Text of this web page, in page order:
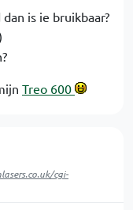
is ie bruikbaar?
Treo 600
cgi-